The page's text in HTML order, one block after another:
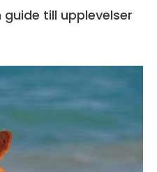
guide till upplevelser